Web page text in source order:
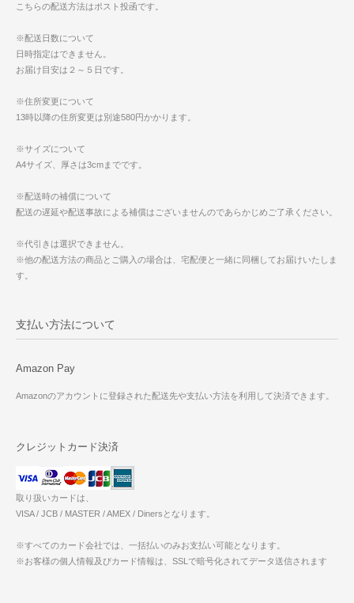
こちらの配送方法はポスト投函です。
※配送日数について
日時指定はできません。
お届け目安は２～５日です。
※住所変更について
13時以降の住所変更は別途580円かかります。
※サイズについて
A4サイズ、厚さは3cmまでです。
※配送時の補償について
配送の遅延や配送事故による補償はございませんのであらかじめご了承ください。
※代引きは選択できません。
※他の配送方法の商品とご購入の場合は、宅配便と一緒に同梱してお届けいたしま
す。
支払い方法について
Amazon Pay
Amazonのアカウントに登録された配送先や支払い方法を利用して決済できます。
クレジットカード決済
取り扱いカードは、
VISA / JCB / MASTER / AMEX / Dinersとなります。
※すべてのカード会社では、一括払いのみお支払い可能となります。
※お客様の個人情報及びカード情報は、SSLで暗号化されてデータ送信されます